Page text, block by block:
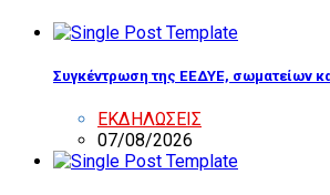
Συγκέντρωση της ΕΕΔΥΕ, σωματείων
ΕΚΔΗΛΩΣΕΙΣ
07/08/2026